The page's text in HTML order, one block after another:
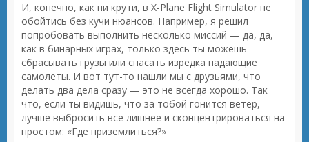
И, конечно, как ни крути, в X-Plane Flight Simulator не
обойтись без кучи нюансов. Например, я решил
попробовать выполнить несколько миссий — да, да,
как в бинарных играх, только здесь ты можешь
сбрасывать грузы или спасать изредка падающие
самолеты. И вот тут-то нашли мы с друзьями, что
делать два дела сразу — это не всегда хорошо. Так
что, если ты видишь, что за тобой гонится ветер,
лучше выбросить все лишнее и сконцентрироваться на
простом: «Где приземлиться?»